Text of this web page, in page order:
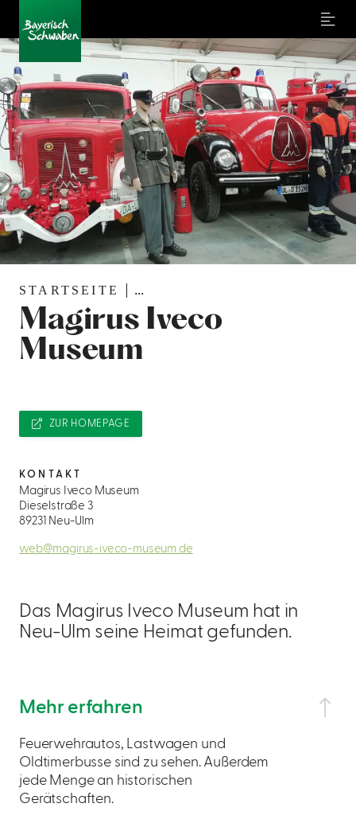
Menu
STARTSEITE ...
Magirus Iveco
Museum
Das Magirus Iveco Museum hat in
Neu-Ulm seine Heimat gefunden.
Mehr erfahren
Feuerwehrautos, Lastwagen und
Oldtimerbusse sind zu sehen. Außerdem
jede Menge an historischen
Gerätschaften.
ZUR HOMEPAGE
KONTAKT
Magirus Iveco Museum
Dieselstraße 3
89231 Neu-Ulm
web@magirus-iveco-museum.de